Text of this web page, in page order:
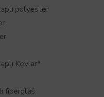
polyester
Kevlar*
fiberglas